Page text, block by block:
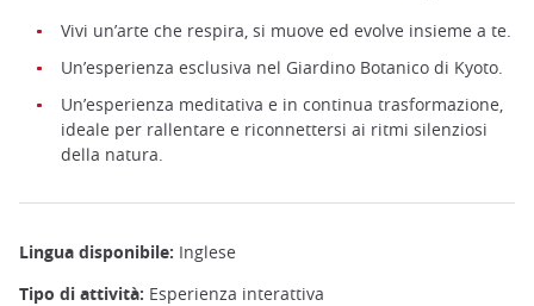
Vivi un’arte che respira, si muove ed evolve insieme a te.
Un’esperienza esclusiva nel Giardino Botanico di Kyoto.
Un’esperienza meditativa e in continua trasformazione,
ideale per rallentare e riconnettersi ai ritmi silenziosi
della natura.
Lingua disponibile: Inglese
Tipo di attività: Esperienza interattiva